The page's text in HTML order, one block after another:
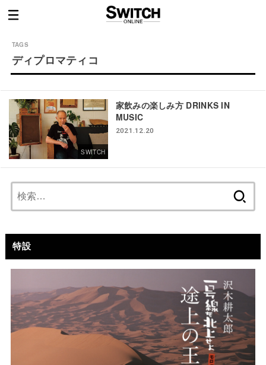
ディプロマティコ
SWITCH
家飲みの楽しみ方 DRINKS IN
MUSIC
2021.12.20
特設